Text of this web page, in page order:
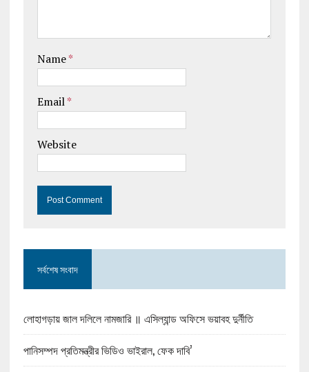
Name*
Email*
Website
সর্বশেষ সংবাদ
লোহাগড়ায় জাল দলিলে নামজারি ॥ এসিল্যান্ড অফিসে ভয়াবহ দুর্নীতি
পানিসম্পদ প্রতিমন্ত্রীর ভিডিও ভাইরাল, ফেক দাবি’